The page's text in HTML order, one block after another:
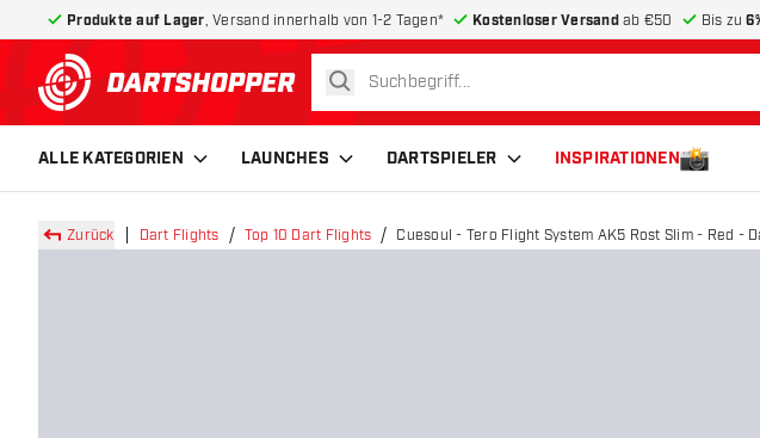
Produkte auf Lager , Versand innerhalb von 1-2 Tagen* Kostenloser Versandab €50 Bis zu
zurück zur Startseite
suchen
ALLE KATEGORIEN LAUNCHES DARTSPIELER INSPIRATIONEN
Zurück Dart Flights Top 10 Dart Flights Cuesoul - Tero Flight System AK5 Rost Slim - Red -